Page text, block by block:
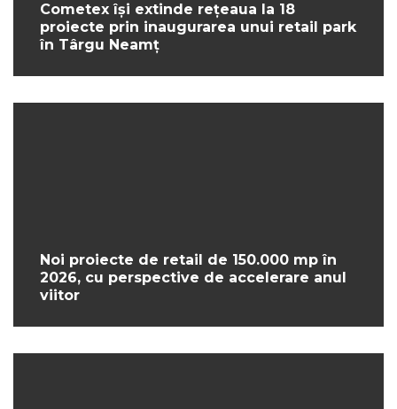
Cometex își extinde rețeaua la 18
proiecte prin inaugurarea unui retail park
în Târgu Neamț
Noi proiecte de retail de 150.000 mp în
2026, cu perspective de accelerare anul
viitor